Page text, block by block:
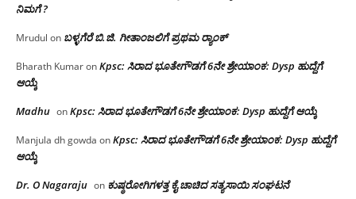
ನಿಮಗೆ ?
Mrudul on ಬಳ್ಳಗೆರೆ ಬಿ.ಜಿ. ಗೀತಾಂಜಲಿಗೆ ಪ್ರಥಮ ರ‌್ಯಾಂಕ್
Bharath KumaronKpsc: ಸಿರಾದ ಭೂತೇಗೌಡಗೆ 6ನೇ ಶ್ರೇಯಾಂಕ: Dysp ಹುದ್ದೆಗೆ
ಆಯ್ಕೆ
Madhu onKpsc: ಸಿರಾದ ಭೂತೇಗೌಡಗೆ 6ನೇ ಶ್ರೇಯಾಂಕ: Dysp ಹುದ್ದೆಗೆ ಆಯ್ಕೆ
Manjula dh gowda onKpsc: ಸಿರಾದ ಭೂತೇಗೌಡಗೆ 6ನೇ ಶ್ರೇಯಾಂಕ: Dysp ಹುದ್ದೆಗೆ
ಆಯ್ಕೆ
Dr. O Nagaraju on ಕುಷ್ಠರೋಗಿಗಳತ್ತ ಕೈ ಚಾಚಿದ ಸತ್ಯಸಾಯಿ ಸಂಘಟನೆ